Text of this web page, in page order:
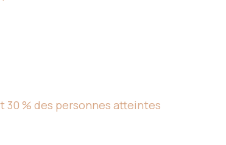
% des personnes atteintes